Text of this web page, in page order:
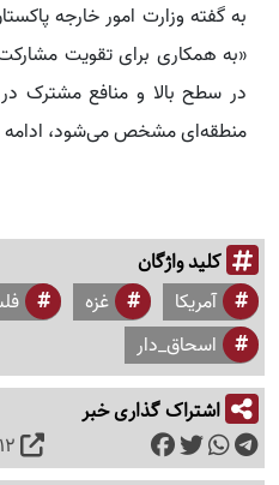
به گفته وزارت امور خارجه
«به همکاری برای تقویت
در سطح بالا و منافع مشترک
منطقه‌ای مشخص می‌شود، ادامه
کلید واژگان
آمریکا غزه
اسحاق_دار
اشتراک گذاری خبر